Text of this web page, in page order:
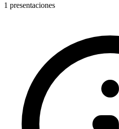
1 presentaciones